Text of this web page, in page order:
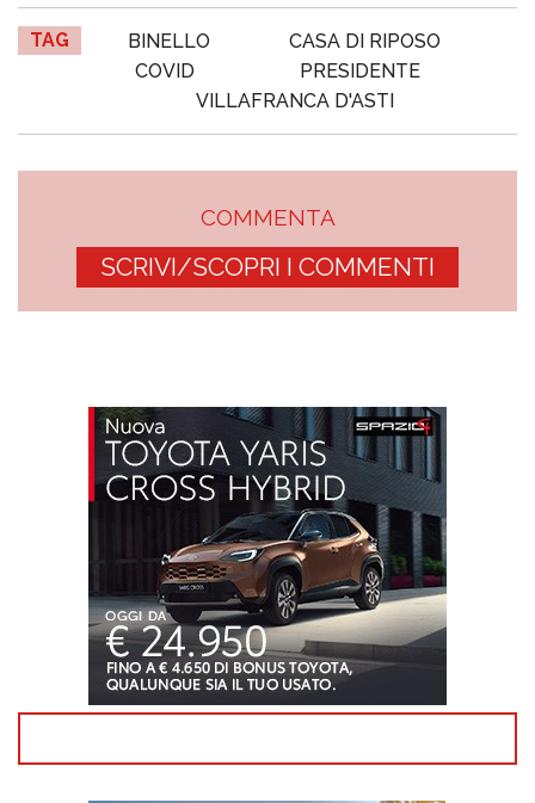
TAG BINELLO
CASA DI RIPOSO
COVID
PRESIDENTE
VILLAFRANCA D'ASTI
COMMENTA
SCRIVI/SCOPRI I COMMENTI